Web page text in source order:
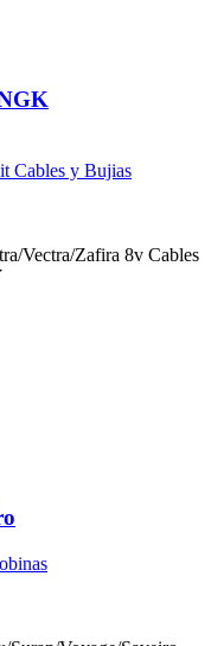
Cables y Bujias
Vectra/Zafira 8v Cables